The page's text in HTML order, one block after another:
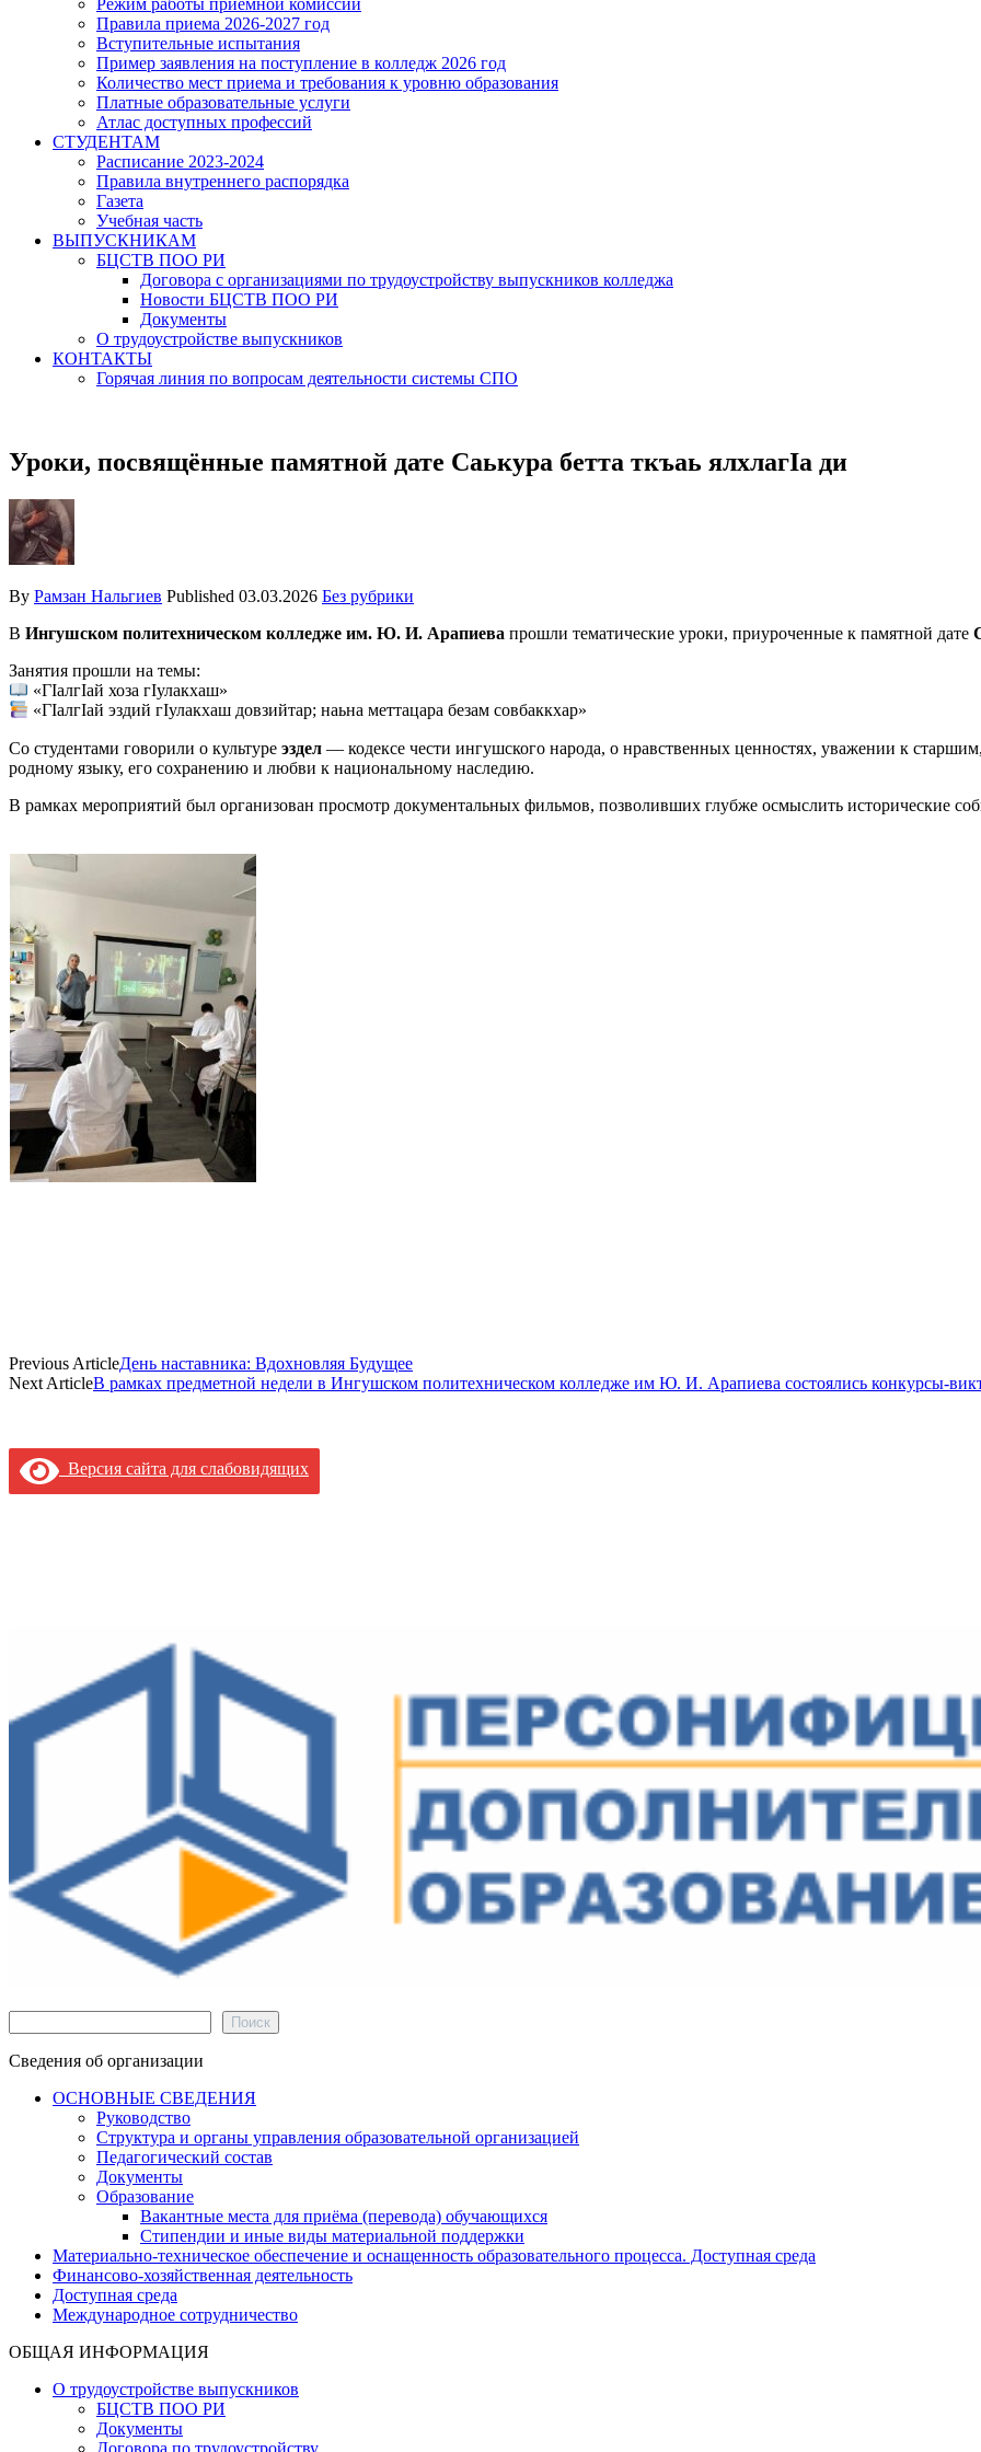
Режим работы приёмной комиссии
Правила приема 2026-2027 год
Вступительные испытания
Пример заявления на поступление в колледж 2026 год
Количество мест приема и требования к уровню образования
Платные образовательные услуги
Атлас доступных профессий
СТУДЕНТАМ
Расписание 2023-2024
Правила внутреннего распорядка
Газета
Учебная часть
ВЫПУСКНИКАМ
БЦСТВ ПОО РИ
Договора с организациями по трудоустройству выпускников колледжа
Новости БЦСТВ ПОО РИ
Документы
О трудоустройстве выпускников
КОНТАКТЫ
Горячая линия по вопросам деятельности системы СПО
Уроки, посвящённые памятной дате Саькура бетта ткъаь ялхлагӀа ди
By Рамзан Нальгиев Published 03.03.2026 Без рубрики
В Ингушском политехническом колледже им. Ю. И. Арапиева прошли тематические уроки, приуроченные к памятной дате
Занятия прошли на темы:
«ГӀалгӀай хоза гӀулакхаш»
«ГӀалгӀай эздий гӀулакхаш довзийтар; наьна меттацара безам совбаккхар»
Со студентами говорили о культуре эздел — кодексе чести ингушского народа, о нравственных ценностях, уважении к
родному языку, его сохранению и любви к национальному наследию.
В рамках мероприятий был организован просмотр документальных фильмов, позволивших глубже осмыслить исторические
Previous ArticleДень наставника: Вдохновляя Будущее
Next ArticleВ рамках предметной недели в Ингушском политехническом колледже им Ю. И. Арапиева состоялись конкурсы-
Версия сайта для слабовидящих
Поиск
Сведения об организации
ОСНОВНЫЕ СВЕДЕНИЯ
Руководство
Структура и органы управления образовательной организацией
Педагогический состав
Документы
Образование
Вакантные места для приёма (перевода) обучающихся
Стипендии и иные виды материальной поддержки
Материально-техническое обеспечение и оснащенность образовательного процесса. Доступная среда
Финансово-хозяйственная деятельность
Доступная среда
Международное сотрудничество
ОБЩАЯ ИНФОРМАЦИЯ
О трудоустройстве выпускников
БЦСТВ ПОО РИ
Документы
Договора по трудоустройству